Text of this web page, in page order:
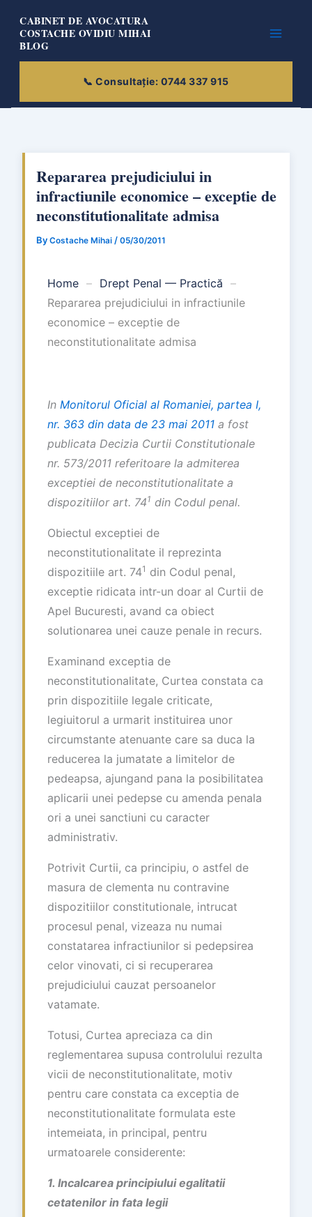
content
CABINET DE AVOCATURA
COSTACHE OVIDIU MIHAI
BLOG
Repararea prejudiciului in
infractiunile economice – exceptie de
neconstitutionalitate admisa
By Costache Mihai / 05/30/2011
Home – Drept Penal — Practică –
Repararea prejudiciului in infractiunile
economice – exceptie de
neconstitutionalitate admisa
In Monitorul Oficial al Romaniei, partea I,
nr. 363 din data de 23 mai 2011 a fost
publicata Decizia Curtii Constitutionale
nr. 573/2011 referitoare la admiterea
exceptiei de neconstitutionalitate a
dispozitiilor art. 741 din Codul penal.
Obiectul exceptiei de
neconstitutionalitate il reprezinta
dispozitiile art. 741 din Codul penal,
exceptie ridicata intr-un doar al Curtii de
Apel Bucuresti, avand ca obiect
solutionarea unei cauze penale in recurs.
Examinand exceptia de
neconstitutionalitate, Curtea constata ca
prin dispozitiile legale criticate,
legiuitorul a urmarit instituirea unor
circumstante atenuante care sa duca la
reducerea la jumatate a limitelor de
pedeapsa, ajungand pana la posibilitatea
aplicarii unei pedepse cu amenda penala
ori a unei sanctiuni cu caracter
administrativ.
Potrivit Curtii, ca principiu, o astfel de
masura de clementa nu contravine
dispozitiilor constitutionale, intrucat
procesul penal, vizeaza nu numai
constatarea infractiunilor si pedepsirea
celor vinovati, ci si recuperarea
prejudiciului cauzat persoanelor
vatamate.
Totusi, Curtea apreciaza ca din
reglementarea supusa controlului rezulta
vicii de neconstitutionalitate, motiv
pentru care constata ca exceptia de
neconstitutionalitate formulata este
intemeiata, in principal, pentru
urmatoarele considerente:
1. Incalcarea principiului egalitatii
cetatenilor in fata legii